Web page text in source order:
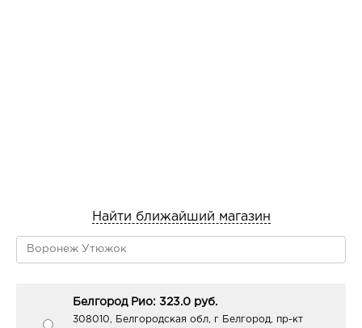
Найти ближайший магазин
Белгород Рио: 323.0 руб.
308010, Белгородская обл, г Белгород, пр-кт